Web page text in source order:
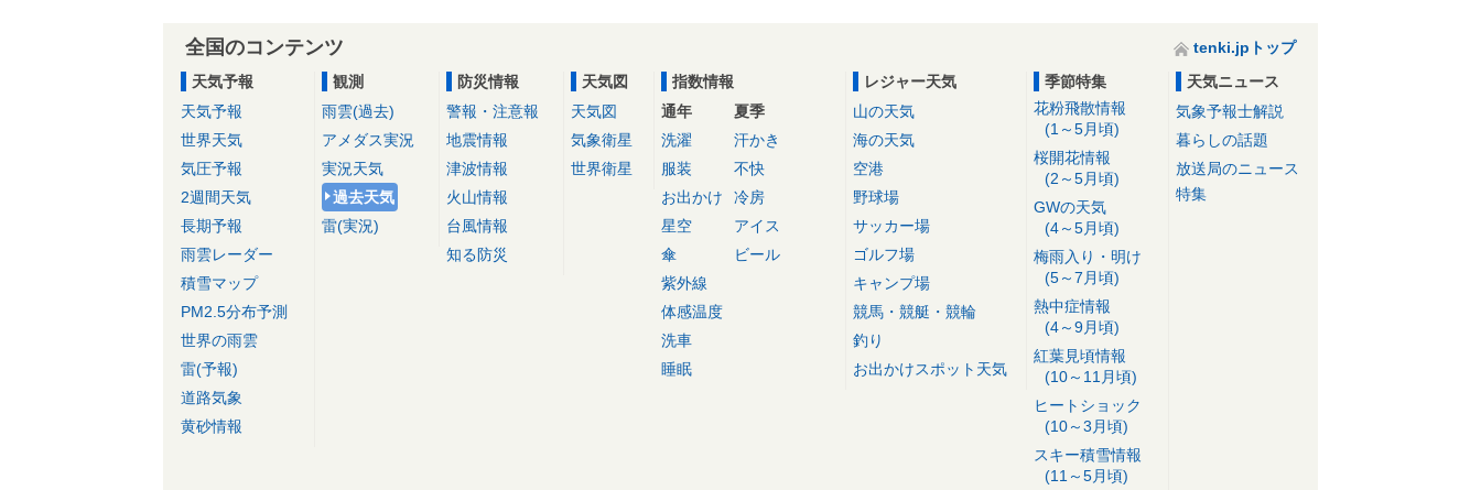
全国のコンテンツ
tenki.jpトップ
天気予報
天気予報
世界天気
気圧予報
2週間天気
長期予報
雨雲レーダー
積雪マップ
PM2.5分布予測
世界の雨雲
雷(予報)
道路気象
黄砂情報
観測
雨雲(過去)
アメダス実況
実況天気
過去天気
雷(実況)
防災情報
警報・注意報
地震情報
津波情報
火山情報
台風情報
知る防災
天気図
天気図
気象衛星
世界衛星
指数情報
通年
洗濯
服装
お出かけ
星空
傘
紫外線
体感温度
洗車
睡眠
夏季
汗かき
不快
冷房
アイス
ビール
レジャー天気
山の天気
海の天気
空港
野球場
サッカー場
ゴルフ場
キャンプ場
競馬・競艇・競輪
釣り
お出かけスポット天気
季節特集
花粉飛散情報
(1～5月頃)
桜開花情報
(2～5月頃)
GWの天気
(4～5月頃)
梅雨入り・明け
(5～7月頃)
熱中症情報
(4～9月頃)
紅葉見頃情報
(10～11月頃)
ヒートショック
(10～3月頃)
スキー積雪情報
(11～5月頃)
天気ニュース
気象予報士解説
暮らしの話題
放送局のニュース
特集